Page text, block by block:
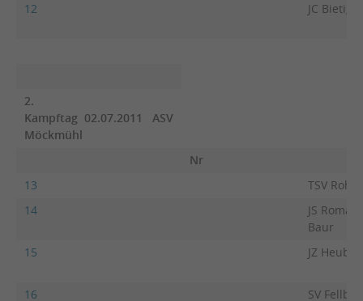
12
JC
2.
Kampftag 02.07.2011 ASV
Möckmühl
Nr
13
TSV Rohr
14
JS Roman
Baur
15
JZ
16
SV